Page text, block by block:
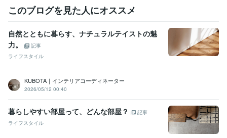
このブログを見た人にオススメ
自然とともに暮らす、ナチュラルテイストの魅
力。
記事
ライフスタイル
KUBOTA｜インテリアコーディネーター
2026/05/12 00:40
暮らしやすい部屋って、どんな部屋？
記事
ライフスタイル